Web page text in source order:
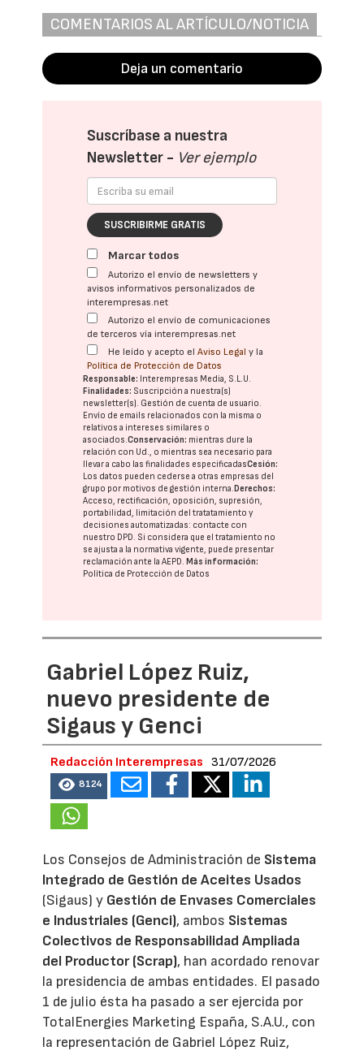
COMENTARIOS AL ARTÍCULO/NOTICIA
Deja un comentario
Suscríbase a nuestra
Newsletter - Ver ejemplo
SUSCRIBIRME GRATIS
Marcar todos
Autorizo el envío de newsletters y
avisos informativos personalizados de
interempresas.net
Autorizo el envío de comunicaciones
de terceros vía interempresas.net
He leído y acepto elAviso Legal y la
Política de Protección de Datos
Responsable: Interempresas Media, S.L.U.
Finalidades: Suscripción a nuestra(s)
newsletter(s). Gestión de cuenta de usuario.
Envío de emails relacionados con la misma o
relativos a intereses similares o
asociados.Conservación: mientras dure la
relación con Ud., o mientras sea necesario para
llevar a cabo las finalidades especificadasCesión:
Los datos pueden cederse a otras empresas del
grupo por motivos de gestión interna. Derechos:
Acceso, rectificación, oposición, supresión,
portabilidad, limitación del tratatamiento y
decisiones automatizadas: contacte con
nuestro DPD. Si considera que el tratamiento no
se ajusta a la normativa vigente, puede presentar
reclamación ante laAEPD. Más información:
Política de Protección de Datos
Gabriel López Ruiz,
nuevo presidente de
Sigaus y Genci
Redacción Interempresas 31/07/2026
8124
Los Consejos de Administración de Sistema
Integrado de Gestión de Aceites Usados
(Sigaus) y Gestión de Envases Comerciales
e Industriales (Genci), ambos Sistemas
Colectivos de Responsabilidad Ampliada
del Productor (Scrap), han acordado renovar
la presidencia de ambas entidades. El pasado
1 de julio ésta ha pasado a ser ejercida por
TotalEnergies Marketing España, S.A.U., con
la representación de Gabriel López Ruiz,